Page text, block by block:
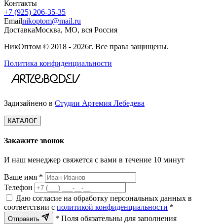
Контакты
+7 (925) 206‑35‑35
Emailnikoptom@mail.ru
ДоставкаМосква, МО, вся Россия
НикОптом © 2018 - 2026г. Все права защищены.
Политика конфиденциальности
Задизайнено в Студии Артемия Лебедева
КАТАЛОГ
Закажите звонок
И наш менеджер свяжется с вами в течение 10 минут
Ваше имя *
Телефон
Даю согласие на обработку персональных данных в
соответствии с политикой конфиденциальности *
Отправить
* Поля обязательны для заполнения